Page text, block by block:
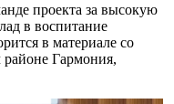
проекта за высокую
в воспитание
в материале со
Гармония,